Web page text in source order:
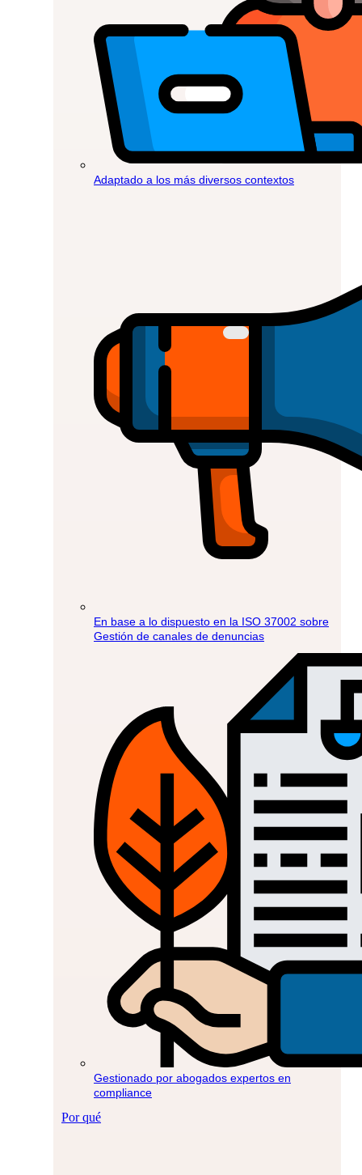
Adaptado a los más diversos contextos
En base a lo dispuesto en la ISO 37002 sobre
Gestión de canales de denuncias
Gestionado por abogados expertos en
compliance
Por qué